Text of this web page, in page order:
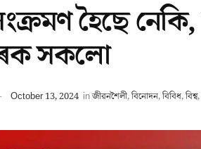
হৈছে
সকলো
October 13, 2024 inজীৱনশৈলী,বিনোদন,বিবিধ,বিশ্ব,